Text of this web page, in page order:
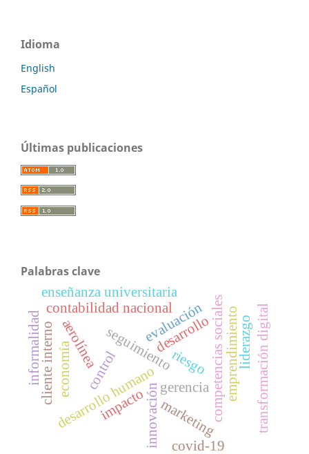
Idioma
English
Español
Últimas publicaciones
Palabras clave
control
evaluación
seguimiento competencias sociales
innovación
desarrollo
contabilidad nacional
marketing
enseñanza universitaria
desarrollo humano
aerolínea
covid-19
economía
impacto
riesgo emprendimientoliderazgo
gerencia transformación digital
cliente interno
informalidad